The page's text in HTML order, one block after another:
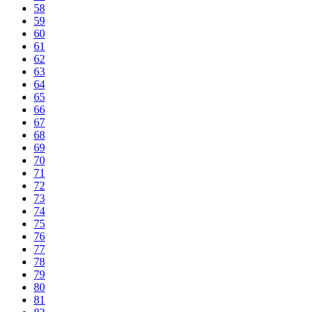
58
59
60
61
62
63
64
65
66
67
68
69
70
71
72
73
74
75
76
77
78
79
80
81